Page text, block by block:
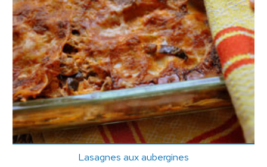
Lasagnes aux aubergines